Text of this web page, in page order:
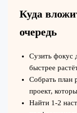
Куда
очередь
Сузить фокус
быстрее
Собрать план
проект,
Найти 1-2